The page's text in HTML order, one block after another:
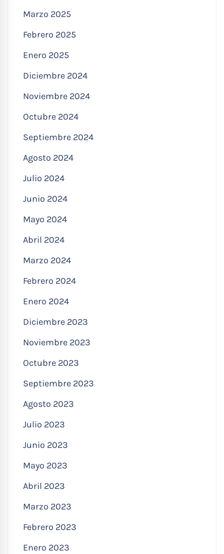
Marzo 2025
Febrero 2025
Enero 2025
Diciembre 2024
Noviembre 2024
Octubre 2024
Septiembre 2024
Agosto 2024
Julio 2024
Junio 2024
Mayo 2024
Abril 2024
Marzo 2024
Febrero 2024
Enero 2024
Diciembre 2023
Noviembre 2023
Octubre 2023
Septiembre 2023
Agosto 2023
Julio 2023
Junio 2023
Mayo 2023
Abril 2023
Marzo 2023
Febrero 2023
Enero 2023